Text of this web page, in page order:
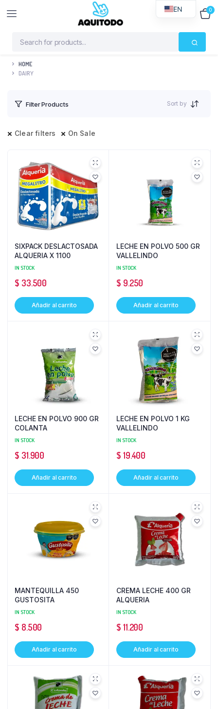
0
HOME
DAIRY
Filter Products Sort by
Clear filters On Sale
SIXPACK DESLACTOSADA
ALQUERIA X 1100
IN STOCK
$ 33.500
Añadir al carrito
LECHE EN POLVO 500 GR
VALLELINDO
IN STOCK
$ 9.250
Añadir al carrito
LECHE EN POLVO 900 GR
COLANTA
IN STOCK
$ 31.900
Añadir al carrito
LECHE EN POLVO 1 KG
VALLELINDO
IN STOCK
$ 19.400
Añadir al carrito
MANTEQUILLA 450
GUSTOSITA
IN STOCK
$ 8.500
Añadir al carrito
CREMA LECHE 400 GR
ALQUERIA
IN STOCK
$ 11.200
Añadir al carrito
EN